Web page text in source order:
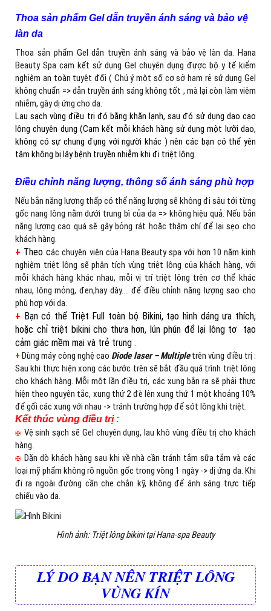
Thoa sản phẩm Gel dẫn truyền ánh sáng và bảo vệ
làn da
Thoa sản phẩm Gel dẫn truyền ánh sáng và bảo vệ làn da. Hana
Beauty Spa cam kết sử dụng Gel chuyên dụng được bộ y tế kiểm
nghiệm an toàn tuyệt đối ( Chú ý một số cơ sở ham rẻ sử dụng Gel
không chuẩn => dẫn truyền ánh sáng không tốt , mà lại còn làm viêm
nhiễm, gây dị ứng cho da.
Lau sạch vùng điều trị đó bằng khăn lạnh, sau đó sử dụng dao cạo
lông chuyên dụng (Cam kết mỗi khách hàng sử dụng một lưỡi dao,
không có sự chung đụng với người khác ) nên các bạn có thể yên
tâm không bị lây bệnh truyền nhiễm khi đi triệt lông.
Điều chỉnh năng lượng, thông số ánh sáng phù hợp
Nếu bắn năng lượng thấp có thể năng lượng sẽ không đi sâu tới từng
gốc nang lông nằm dưới trung bì của da => không hiệu quả. Nếu bắn
năng lượng cao quá sẽ gây bỏng rát hoặc thậm chí để lại sẹo cho
khách hàng.
+ Theo các chuyên viên của Hana Beauty spa với hơn 10 năm kinh
nghiệm triệt lông sẽ phân tích vùng triệt lông của khách hàng, với
mỗi khách hàng khác nhau, mỗi vị trí triệt lông trên cơ thể khác
nhau, lông mỏng, đen,hay dày…. để điều chỉnh năng lượng sao cho
phù hợp với da.
+ Bạn có thể Triệt Full toàn bộ Bikini, tạo hình dáng ưa thích,
hoặc chỉ triệt bikini cho thưa hơn, lún phún để lại lông tơ tạo
cảm giác mềm mại và trẻ trung .
+ Dùng máy công nghệ cao Diode laser – Multiple trên vùng điều trị :
Sau khi thực hiện xong các bước trên sẽ bắt đầu quá trình triệt lông
cho khách hàng. Mỗi một lần điều trị, các xung bắn ra sẽ phải thực
hiện theo nguyên tắc, xung thứ 2 đè lên xung thứ 1 một khoảng 10%
để gối các xung với nhau -> tránh trường hợp để sót lông khi triệt.
Kết thúc vùng điều trị :
✠ Vệ sinh sạch sẽ Gel chuyên dụng, lau khô vùng điều trị cho khách
hàng.
✠ Dặn dò khách hàng sau khi về nhà cần tránh tắm sữa tắm và các
loại mỹ phẩm không rõ nguồn gốc trong vòng 1 ngày -> dị ứng da. Khi
đi ra ngoài đường cần che chắn kỹ, không để ánh sáng trực tiếp
chiếu vào da.
Hình ảnh: Triệt lông bikini tại Hana-spa Beauty
LÝ DO BẠN NÊN TRIỆT LÔNG
VÙNG KÍN